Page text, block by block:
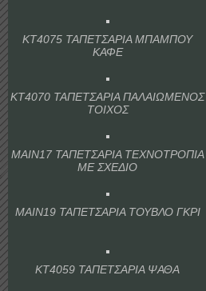
KT4075 ΤΑΠΕΤΣΑΡΙΑ ΜΠΑΜΠΟΥ
ΚΑΦΕ
KT4070 ΤΑΠΕΤΣΑΡΙΑ ΠΑΛΑΙΩΜΕΝΟΣ
ΤΟΙΧΟΣ
MAIN17 ΤΑΠΕΤΣΑΡΙΑ ΤΕΧΝΟΤΡΟΠΙΑ
ΜΕ ΣΧΕΔΙΟ
MAIN19 ΤΑΠΕΤΣΑΡΙΑ ΤΟΥΒΛΟ ΓΚΡΙ
KT4059 ΤΑΠΕΤΣΑΡΙΑ ΨΑΘΑ